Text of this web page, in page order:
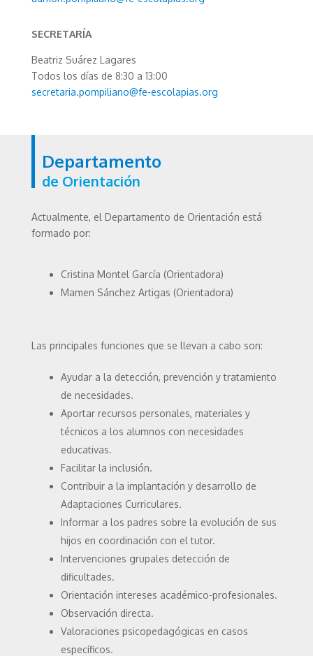
SECRETARÍA
Beatriz Suárez Lagares
Todos los días de 8:30 a 13:00
secretaria.pompiliano@fe-escolapias.org
Departamento
de Orientación
Actualmente, el Departamento de Orientación está
formado por:
Cristina Montel García (Orientadora)
Mamen Sánchez Artigas (Orientadora)
Las principales funciones que se llevan a cabo son:
Ayudar a la detección, prevención y tratamiento
de necesidades.
Aportar recursos personales, materiales y
técnicos a los alumnos con necesidades
educativas.
Facilitar la inclusión.
Contribuir a la implantación y desarrollo de
Adaptaciones Curriculares.
Informar a los padres sobre la evolución de sus
hijos en coordinación con el tutor.
Intervenciones grupales detección de
dificultades.
Orientación intereses académico-profesionales.
Observación directa.
Valoraciones psicopedagógicas en casos
específicos.